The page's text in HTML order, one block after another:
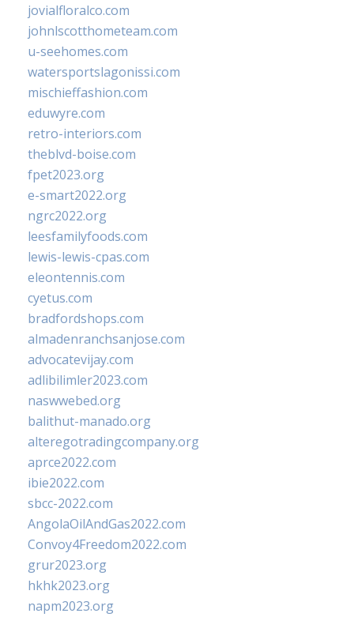
jovialfloralco.com
johnlscotthometeam.com
u-seehomes.com
watersportslagonissi.com
mischieffashion.com
eduwyre.com
retro-interiors.com
theblvd-boise.com
fpet2023.org
e-smart2022.org
ngrc2022.org
leesfamilyfoods.com
lewis-lewis-cpas.com
eleontennis.com
cyetus.com
bradfordshops.com
almadenranchsanjose.com
advocatevijay.com
adlibilimler2023.com
naswwebed.org
balithut-manado.org
alteregotradingcompany.org
aprce2022.com
ibie2022.com
sbcc-2022.com
AngolaOilAndGas2022.com
Convoy4Freedom2022.com
grur2023.org
hkhk2023.org
napm2023.org